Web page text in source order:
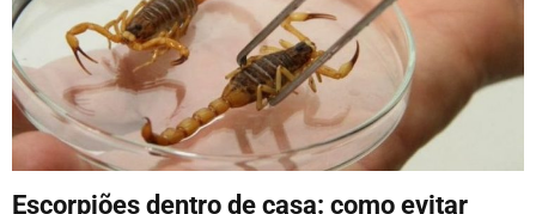
Escorpiões dentro de casa: como evitar